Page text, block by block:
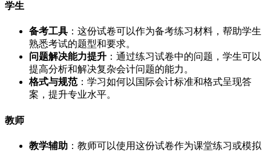
学生
备考工具 ：这份试卷可以作为备考练习材料，帮助学生
熟悉考试的题型和要求。
问题解决能力提升 ：通过练习试卷中的问题，学生可以
提高分析和解决复杂会计问题的能力。
格式与规范：学习如何以国际会计标准和格式呈现答
案，提升专业水平。
教师
教学辅助 ：教师可以使用这份试卷作为课堂练习或模拟